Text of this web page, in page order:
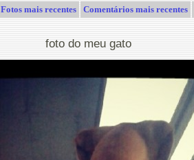
Fotos mais recentes Comentários mais recentes
foto do meu gato